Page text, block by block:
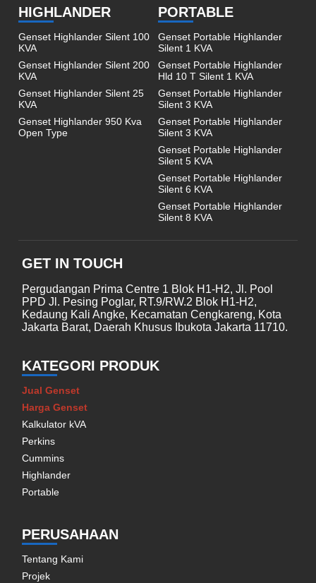
HIGHLANDER
Genset Highlander Silent 100
KVA
Genset Highlander Silent 200
KVA
Genset Highlander Silent 25
KVA
Genset Highlander 950 Kva
Open Type
PORTABLE
Genset Portable Highlander
Silent 1 KVA
Genset Portable Highlander
Hld 10 T Silent 1 KVA
Genset Portable Highlander
Silent 3 KVA
Genset Portable Highlander
Silent 3 KVA
Genset Portable Highlander
Silent 5 KVA
Genset Portable Highlander
Silent 6 KVA
Genset Portable Highlander
Silent 8 KVA
GET IN TOUCH
Pergudangan Prima Centre 1 Blok H1-H2, Jl. Pool
PPD Jl. Pesing Poglar, RT.9/RW.2 Blok H1-H2,
Kedaung Kali Angke, Kecamatan Cengkareng, Kota
Jakarta Barat, Daerah Khusus Ibukota Jakarta 11710.
KATEGORI PRODUK
Jual Genset
Harga Genset
Kalkulator kVA
Perkins
Cummins
Highlander
Portable
PERUSAHAAN
Tentang Kami
Projek